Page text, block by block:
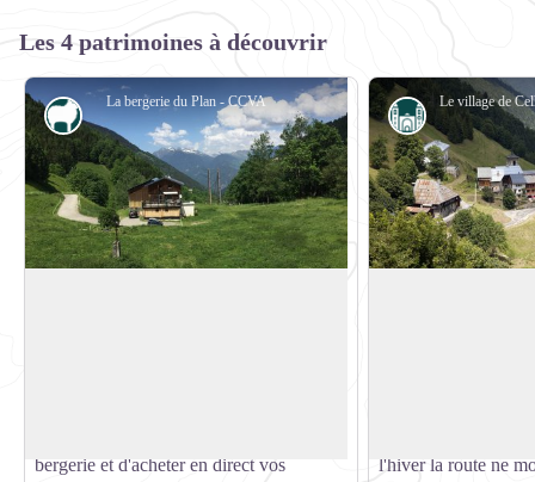
Les 4 patrimoines à découvrir
La bergerie du Plan - CCVA
Pastoralisme
bergerie et d'acheter en direct vos
Architecture
l'hiver la route ne